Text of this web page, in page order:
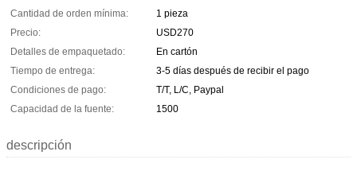
Cantidad de orden mínima:
1 pieza
Precio:
USD270
Detalles de empaquetado:
En cartón
Tiempo de entrega:
3-5 días después de recibir el pago
Condiciones de pago:
T/T, L/C, Paypal
Capacidad de la fuente:
1500
descripción